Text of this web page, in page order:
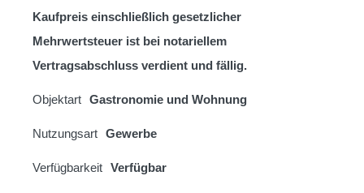
Kaufpreis einschließlich gesetzlicher
Mehrwertsteuer ist bei notariellem
Vertragsabschluss verdient und fällig.
Objektart Gastronomie und Wohnung
Nutzungsart Gewerbe
Verfügbarkeit Verfügbar